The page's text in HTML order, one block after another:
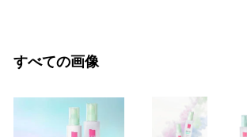
すべての画像